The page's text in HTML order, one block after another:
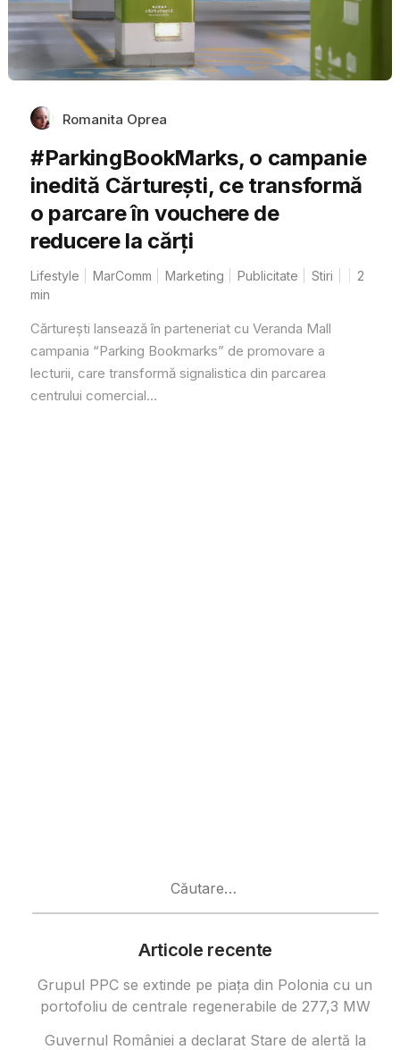
Romanita Oprea
#ParkingBookMarks, o campanie
inedită Cărturești, ce transformă
o parcare în vouchere de
reducere la cărți
Lifestyle MarComm Marketing Publicitate Stiri
2
min
Cărturești lansează în parteneriat cu Veranda Mall
campania “Parking Bookmarks” de promovare a
lecturii, care transformă signalistica din parcarea
centrului comercial...
Articole recente
Grupul PPC se extinde pe piața din Polonia cu un
portofoliu de centrale regenerabile de 277,3 MW
Guvernul României a declarat Stare de alertă la